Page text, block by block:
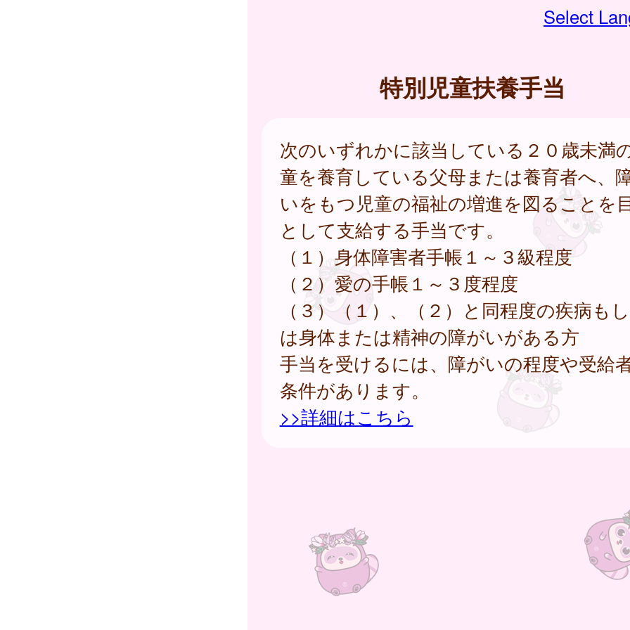
Select
特別児童扶養手当
次のいずれかに該当している２０歳未満
童を養育している父母または養育者へ、
いをもつ児童の福祉の増進を図ることを
として支給する手当です。
（１）身体障害者手帳１～３級程度
（２）愛の手帳１～３度程度
（３）（１）、（２）と同程度の疾病も
は身体または精神の障がいがある方
手当を受けるには、障がいの程度や受給
条件があります。
>>詳細はこちら